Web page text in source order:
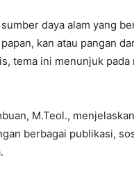
daya alam yang
kan atau pangan
tema ini menunjuk pada
M.Teol.,
berbagai publikasi,